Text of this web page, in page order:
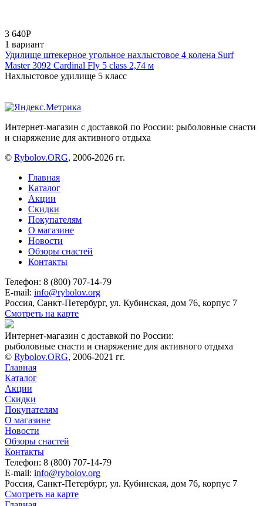
3 640Р
1 вариант
Удилище штекерное угольное нахлыстовое 4 колена Surf
Master 3092 Cardinal Fly 5 class 2,74 м
Нахлыстовое удилище 5 класс
Интернет-магазин с доставкой по России: рыболовные снасти
и снаряжение для активного отдыха
© Rybolov.ORG, 2006-2026 гг.
Главная
Каталог
Акции
Скидки
Покупателям
О магазине
Новости
Обзоры снастей
Контакты
Телефон: 8 (800) 707-14-79
E-mail: info@rybolov.org
Россия, Санкт-Петербург, ул. Кубинская, дом 76, корпус 7
Смотреть на карте
Интернет-магазин с доставкой по России:
рыболовные снасти и снаряжение для активного отдыха
© Rybolov.ORG, 2006-2021 гг.
Главная
Каталог
Акции
Скидки
Покупателям
О магазине
Новости
Обзоры снастей
Контакты
Телефон: 8 (800) 707-14-79
E-mail: info@rybolov.org
Россия, Санкт-Петербург, ул. Кубинская, дом 76, корпус 7
Смотреть на карте